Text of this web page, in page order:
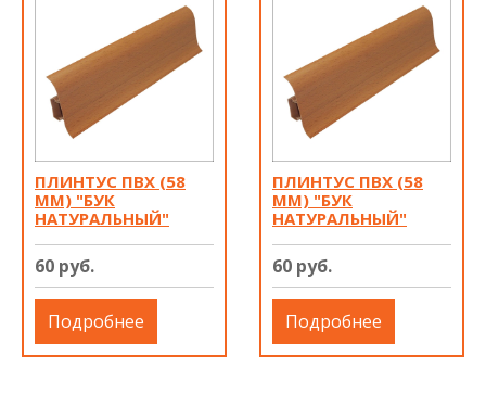
ПЛИНТУС ПВХ (58
ММ) "БУК
НАТУРАЛЬНЫЙ"
60 руб.
Подробнее
ПЛИНТУС ПВХ (58
ММ) "БУК
НАТУРАЛЬНЫЙ"
60 руб.
Подробнее